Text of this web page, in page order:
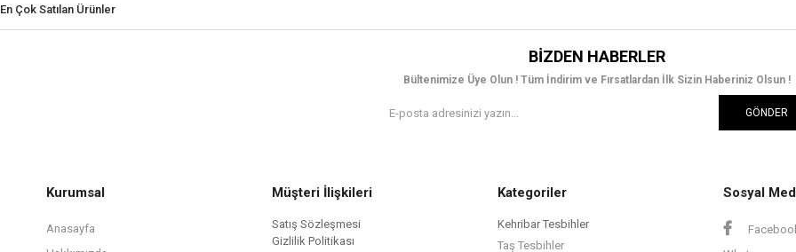
En Çok Satılan Ürünler
BIZDEN HABERLER
Bültenimize Üye Olun ! Tüm İndirim ve Fırsatlardan İlk Sizin Haberiniz Olsun !
GÖNDER
Kurumsal
Anasayfa
Müşteri İlişkileri
Satış Sözleşmesi
Gizlilik Politikası
Kategoriler
Kehribar Tesbihler
Taş Tesbihler
Sosyal